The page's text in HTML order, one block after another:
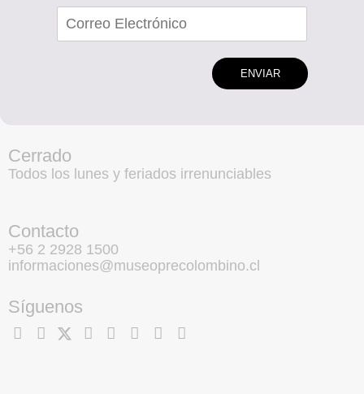
ENVIAR
Cerrado
Todos los lunes y feriados irrenunciables
Contacto
+56 2 2928 1500
informaciones@museoprecolombino.cl
Síguenos